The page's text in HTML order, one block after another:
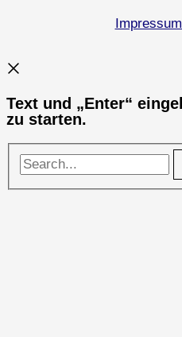
Text und „Enter“
zu starten.
Search...